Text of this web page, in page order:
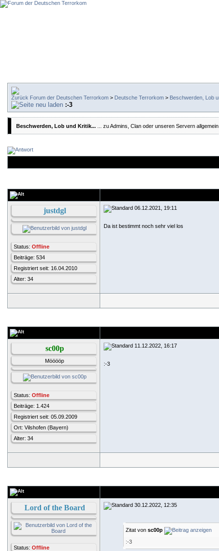
Forum der Deutschen Terrorkom > Deutsche Terrorkom > Beschwerden, Lob
:-3
Beschwerden, Lob und Kritik... ... zu Admins, Clan oder unseren Servern allgemein
justdgl
Status: Offline
Beiträge: 534
Registriert seit: 16.04.2010
Alter: 34
06.12.2021, 19:11
Da ist bestimmt noch sehr viel los
sc00p
Mööööp
Status: Offline
Beiträge: 1.424
Registriert seit: 05.09.2009
Ort: Vilshofen (Bayern)
Alter: 34
11.12.2022, 16:17
:-3
Lord of the Board
Status: Offline
30.12.2022, 12:35
Zitat von sc00p
:-3